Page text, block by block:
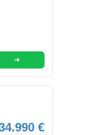
➜
€